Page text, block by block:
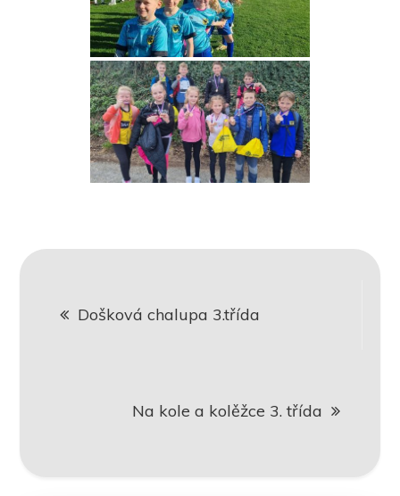
proDošková chalupa 3.třída
Na kole a kolěžce 3. třída